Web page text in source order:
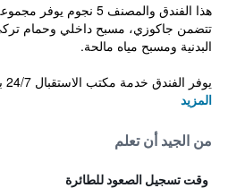
هذا الفندق والمصنف 5
تتضمن جاكوزي، مسبح داخلي وحمام
البدنية ومسبح مياه مالحة.
يوفر الفندق خدمة مكتب الاستقبال 24/7 بالإ...
المزيد
من الجيد أن تعلم
وقت تسجيل الصعود للطائرة